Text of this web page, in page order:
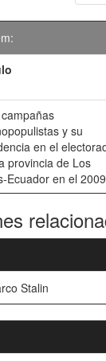
y su
en el
provincia de Los
Ecuador en el
Stalin